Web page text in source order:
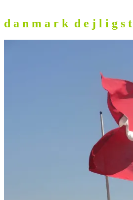
d a n m a r k d e j l i g s